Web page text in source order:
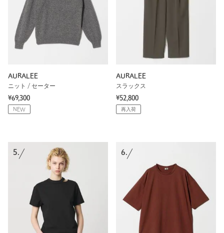
AURALEE
ニット / セーター
¥69,300
NEW
AURALEE
スラックス
¥52,800
再入荷
5. 6.